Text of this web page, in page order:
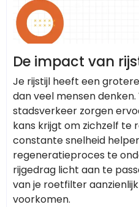
De impact van
Je rijstijl heeft een
dan veel mensen
stadsverkeer zorgen
kans krijgt om zichzelf te
constante snelheid
regeneratieproces te
rijgedrag licht aan te
van je roetfilter
voorkomen.